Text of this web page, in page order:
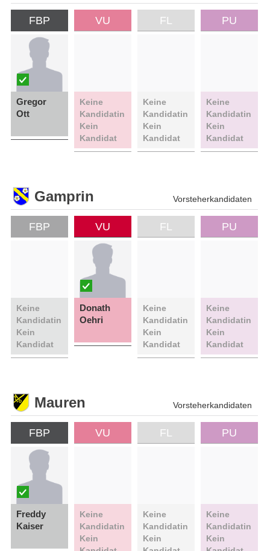
FBP
Gregor
Ott
VU
Keine
Kandidatin
Kein
Kandidat
FL
Keine
Kandidatin
Kein
Kandidat
PU
Keine
Kandidatin
Kein
Kandidat
Gamprin Vorsteherkandidaten
FBP
Keine
Kandidatin
Kein
Kandidat
VU
Donath
Oehri
FL
Keine
Kandidatin
Kein
Kandidat
PU
Keine
Kandidatin
Kein
Kandidat
Mauren Vorsteherkandidaten
FBP
Freddy
Kaiser
VU
Keine
Kandidatin
Kein
FL
Keine
Kandidatin
Kein
PU
Keine
Kandidatin
Kein